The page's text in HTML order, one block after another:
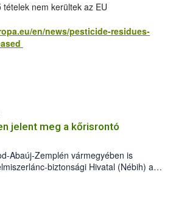
nem kerültek az EU
en/news/pesticide-residues-
jelent meg a kőrisrontó
Abaúj-Zemplén vármegyében is
biztonsági Hivatal (Nébih) a
(Agrilus planipennis) jelenlétét. A
találták meg, de már fertőzött